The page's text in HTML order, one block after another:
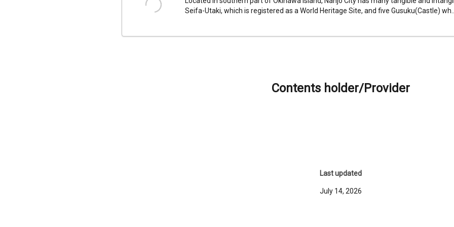
Seifa-Utaki, which is registered as a World Heritage Site, and five Gusuku(Castle) wh...
Contents holder/Provider
Last updated
July 14, 2026